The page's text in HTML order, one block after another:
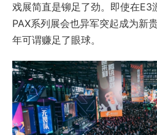
戏展简直是铆足了劲。即使在E3
PAX系列展会也异军突起成为新
年可谓赚足了眼球。